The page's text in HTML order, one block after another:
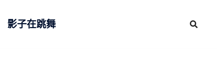
影子在跳舞